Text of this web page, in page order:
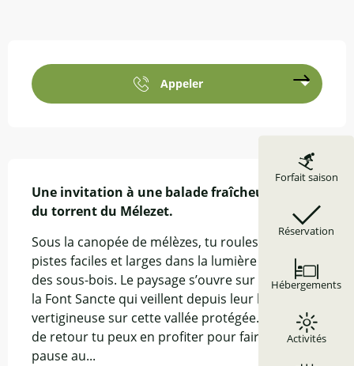
Forfait saison
Réservation
Hébergements
Activités
Appeler
Une invitation à une balade fraîcheur le long
du torrent du Mélezet.
Sous la canopée de mélèzes, tu roules sur des
pistes faciles et larges dans la lumière tamisée
des sous-bois. Le paysage s’ouvre sur les pics de
la Font Sancte qui veillent depuis leur hauteur
vertigineuse sur cette vallée protégée. Au point
de retour tu peux en profiter pour faire une
pause au...